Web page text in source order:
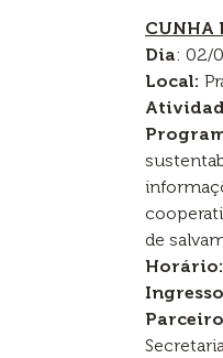
CUNHA
Dia: 02/
Local:
de
Horário: